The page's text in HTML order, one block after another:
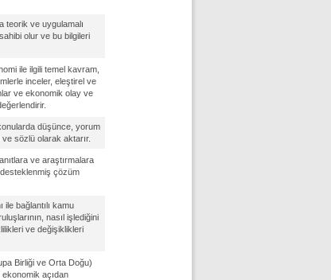
teorik ve uygulamalı
olur ve bu bilgileri
ile ilgili temel kavram,
inceler, eleştirel ve
ve ekonomik olay ve
düşünce, yorum
sözlü olarak aktarır.
ve araştırmalara
çözüm
bağlantılı kamu
nasıl işlediğini
ve değişiklikleri
Birliği ve Orta Doğu)
açıdan